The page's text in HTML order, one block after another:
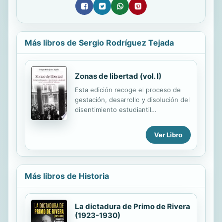
Más libros de Sergio Rodríguez Tejada
Zonas de libertad (vol. I)
Esta edición recoge el proceso de
gestación, desarrollo y disolución del
disentimiento estudiantil
utiliza como caso de estudio la
Universitat de València, en
comparación con otras universidades
españolas y con los movimientos
países. Comprendido en dos
volúmenes, el primero recoge la
centra en el largo y complejo
proceso de enajenación de los
Ver Libro
Más libros de Historia
La dictadura de Primo de Rivera
(1923-1930)